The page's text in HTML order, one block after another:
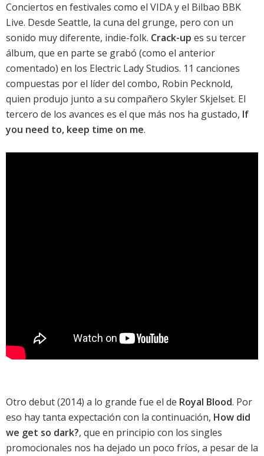
Conciertos en festivales como el VIDAy el Bilbao BBK
Live. Desde Seattle, la cuna del grunge, pero con un
sonido muy diferente, indie-folk. Crack-up es su tercer
álbum, que en parte se grabó (como el anterior
comentado) en los Electric Lady Studios. 11 canciones
compuestas por el líder del combo, Robin Pecknold,
quien produjo junto a su compañero Skyler Skjelset. El
tercero de los avances es el que más nos ha gustado, If
you need to, keep time on me.
Otro debut(2014) a lo grande fue el de Royal Blood. Por
eso hay tanta expectación con la continuación, How did
we get so dark?, que en principio con los singles
promocionales nos ha dejado un poco fríos, a pesar de la